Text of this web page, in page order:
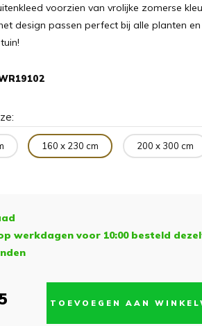
voorzien van vrolijke zomerse
design passen perfect bij alle planten en
160 x 230 cm 200 x 300 cm
werkdagen voor 10:00 besteld
TOEVOEGEN AAN